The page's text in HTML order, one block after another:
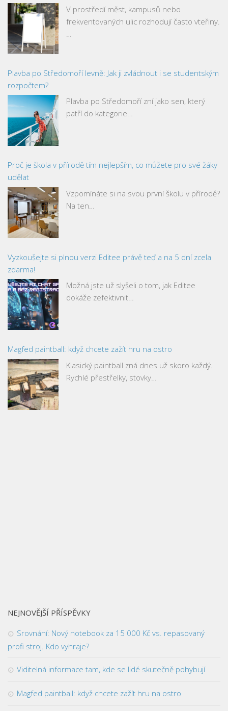
V prostředí měst, kampusů nebo
frekventovaných ulic rozhodují často vteřiny.
Plavba po Středomoří levně: Jak ji zvládnout i se studentským
rozpočtem?
Plavba po Středomoří zní jako sen, který
patří do kategorie…
Proč je škola v přírodě tím nejlepším, co můžete pro své žáky
udělat
Vzpomínáte si na svou první školu v přírodě?
Na ten…
Vyzkoušejte si plnou verzi Editee právě teď a na 5 dní zcela
zdarma!
Možná jste už slyšeli o tom, jak Editee
dokáže zefektivnit…
Magfed paintball: když chcete zažít hru na ostro
Klasický paintball zná dnes už skoro každý.
Rychlé přestřelky, stovky…
NEJNOVĚJŠÍ PŘÍSPĚVKY
Srovnání: Nový notebook za 15 000 Kč vs. repasovaný
profi stroj. Kdo vyhraje?
Viditelná informace tam, kde se lidé skutečně pohybují
Magfed paintball: když chcete zažít hru na ostro